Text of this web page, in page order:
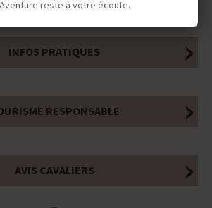
INFOS PRATIQUES
RESPONSABLE
AVIS CAVALIERS
reste à votre écoute.